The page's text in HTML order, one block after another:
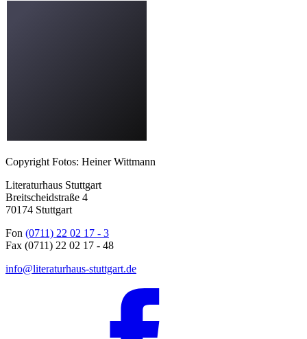
Copyright Fotos: Heiner Wittmann
Literaturhaus Stuttgart
Breitscheidstraße 4
70174 Stuttgart
Fon (0711) 22 02 17 - 3
Fax (0711) 22 02 17 - 48
info@literaturhaus-stuttgart.de